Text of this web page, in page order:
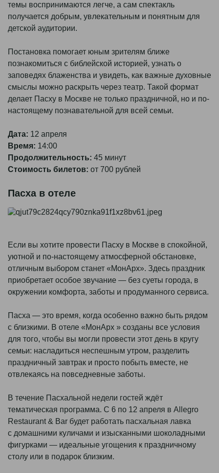
темы воспринимаются легче, а сам спектакль
получается добрым, увлекательным и понятным для
детской аудитории.
Постановка помогает юным зрителям ближе
познакомиться с библейской историей, узнать о
заповедях блаженства и увидеть, как важные духовные
смыслы можно раскрыть через театр. Такой формат
делает Пасху в Москве не только праздничной, но и по-
настоящему познавательной для всей семьи.
Дата: 12 апреля
Время: 14:00
Продолжительность: 45 минут
Стоимость билетов: от 700 рублей
Пасха в отеле
Если вы хотите провести Пасху в Москве в спокойной,
уютной и по-настоящему атмосферной обстановке,
отличным выбором станет «МонАрх». Здесь праздник
приобретает особое звучание — без суеты города, в
окружении комфорта, заботы и продуманного сервиса.
Пасха — это время, когда особенно важно быть рядом
с близкими. В отеле «МонАрх » созданы все условия
для того, чтобы вы могли провести этот день в кругу
семьи: насладиться неспешным утром, разделить
праздничный завтрак и просто побыть вместе, не
отвлекаясь на повседневные заботы.
В течение Пасхальной недели гостей ждёт
тематическая программа. С 6 по 12 апреля в Allegro
Restaurant & Bar будет работать пасхальная лавка
с домашними куличами и изысканными шоколадными
фигурками — идеальные угощения к праздничному
столу или в подарок близким.